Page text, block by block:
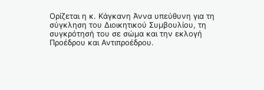
Ορίζεται η κ. Κάγκανη Άννα υπεύθυνη για τη
σύγκληση του Διοικητικού Συμβουλίου, τη
συγκρότησή του σε σώμα και την εκλογή
Προέδρου και Αντιπροέδρου.